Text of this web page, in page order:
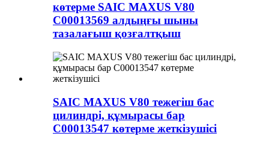
көтерме SAIC MAXUS V80
C00013569 алдыңғы шыны
тазалағыш қозғалтқыш
SAIC MAXUS V80 тежегіш бас
цилиндрі, құмырасы бар
C00013547 көтерме жеткізушісі